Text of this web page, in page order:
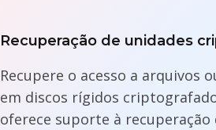
Recuperação de unidades
Recupere o acesso a arquivos
em discos rígidos
oferece suporte à recuperação